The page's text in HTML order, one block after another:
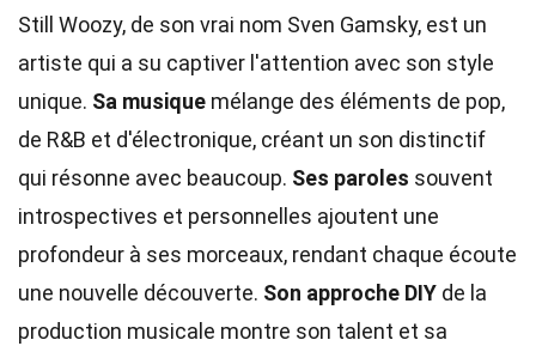
Still Woozy, de son vrai nom Sven Gamsky, est un
artiste qui a su captiver l'attention avec son style
unique. Sa musique mélange des éléments de pop,
de R&B et d'électronique, créant un son distinctif
qui résonne avec beaucoup. Ses paroles souvent
introspectives et personnelles ajoutent une
profondeur à ses morceaux, rendant chaque écoute
une nouvelle découverte. Son approche DIY de la
production musicale montre son talent et sa